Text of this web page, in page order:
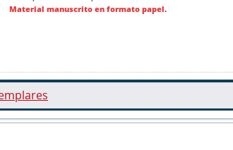
Material manuscrito en formato papel.